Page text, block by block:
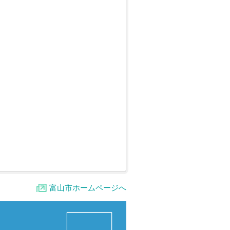
富山市ホームページへ